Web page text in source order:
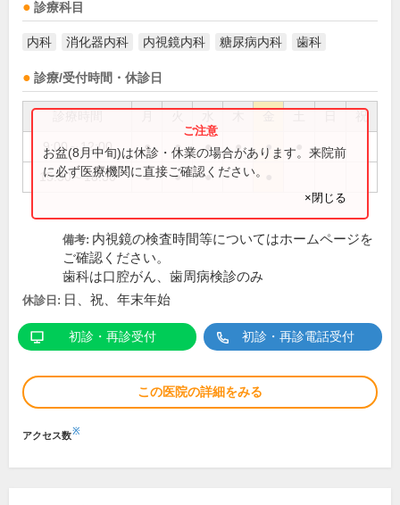
診療科目
内科 消化器内科 内視鏡内科 糖尿病内科 歯科
診療/受付時間・休診日
祝
9:00～12:00 ● ● ● ● ●
15:30～18:30 ● ● ●
お盆(8月中旬)は休診・休業の場合があります。来院前
に必ず医療機関に直接ご確認ください。
×閉じる
備考: 内視鏡の検査時間等についてはホームページを
ご確認ください。
歯科は口腔がん、歯周病検診のみ
休診日: 日、祝、年末年始
初診・再診受付 初診・再診電話受付
この医院の詳細をみる
アクセス数※